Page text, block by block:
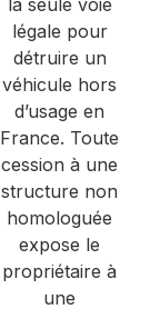
la seule voie
légale pour
détruire un
véhicule hors
d’usage en
France. Toute
cession à une
structure non
homologuée
expose le
propriétaire à
une